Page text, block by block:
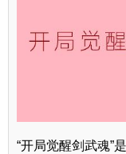
“开局觉醒剑武魂”